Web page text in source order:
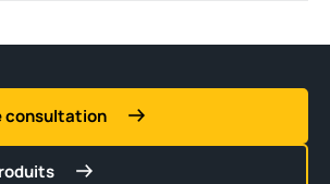
consultation